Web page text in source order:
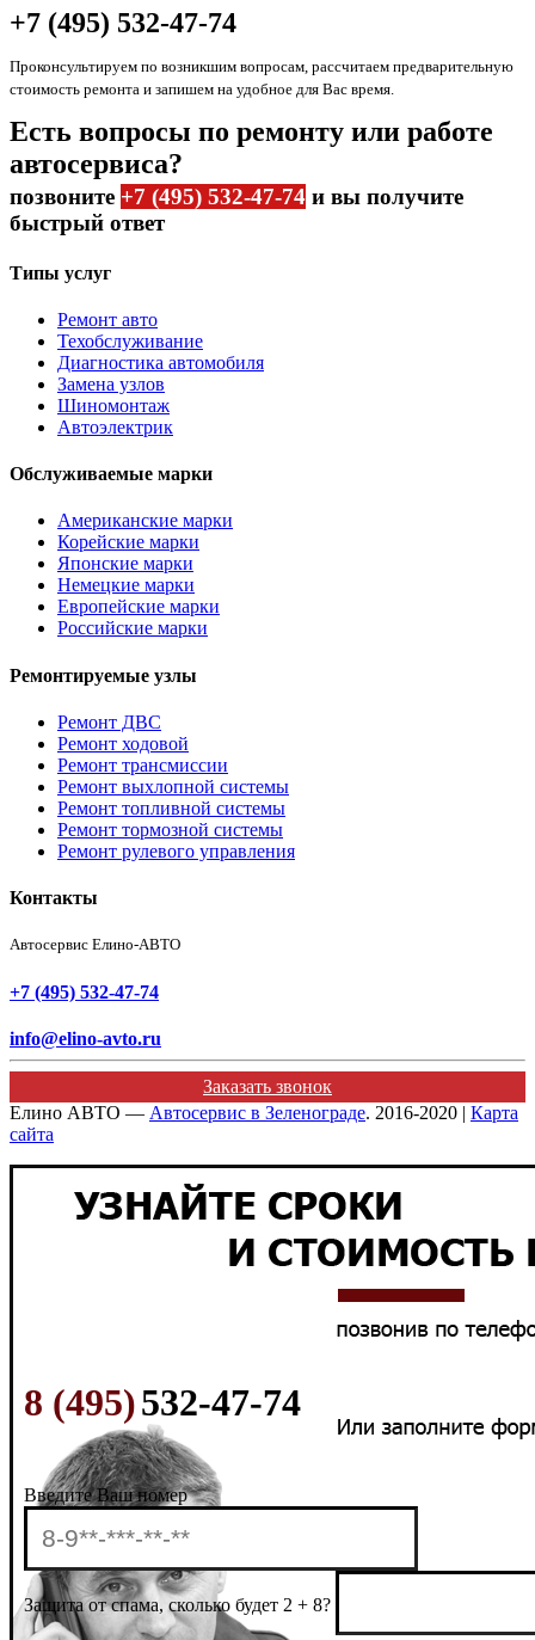
+7 (495) 532-47-74
Проконсультируем по возникшим вопросам, рассчитаем предварительную
стоимость ремонта и запишем на удобное для Вас время.
Есть вопросы по ремонту или работе
автосервиса?
позвоните +7 (495) 532-47-74 и вы получите
быстрый ответ
Типы услуг
Ремонт авто
Техобслуживание
Диагностика автомобиля
Замена узлов
Шиномонтаж
Автоэлектрик
Обслуживаемые марки
Американские марки
Корейские марки
Японские марки
Немецкие марки
Европейские марки
Российские марки
Ремонтируемые узлы
Ремонт ДВС
Ремонт ходовой
Ремонт трансмиссии
Ремонт выхлопной системы
Ремонт топливной системы
Ремонт тормозной системы
Ремонт рулевого управления
Контакты
Автосервис Елино-АВТО
+7 (495) 532-47-74
info@elino-avto.ru
Заказать звонок
Елино АВТО — Автосервис в Зеленограде. 2016-2020 | Карта
сайта
8 (495)532-47-74
Введите Ваш номер
Защита от спама, сколько будет 2 + 8?